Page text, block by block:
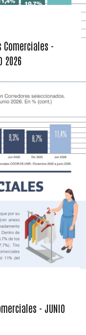
Comerciales -
2026
- JUNIO